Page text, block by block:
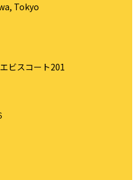
Tokyo
ビスコート201